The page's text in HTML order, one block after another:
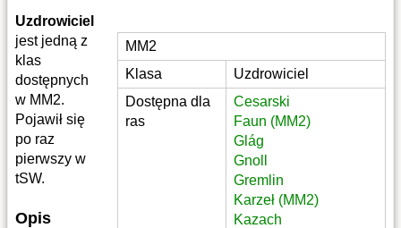
MM2
Klasa
Uzdrowiciel
Dostępna dla
ras
Cesarski
Faun (MM2)
Glág
Gnoll
Gremlin
Karzeł (MM2)
Kazach
Uzdrowiciel
jest jedną z
klas
dostępnych
w MM2.
Pojawił się
po raz
pierwszy w
tSW.
Opis